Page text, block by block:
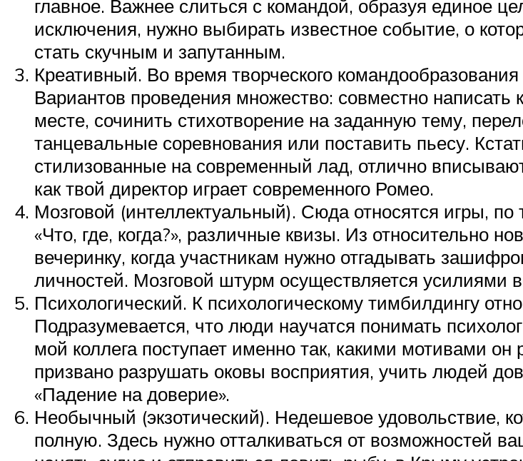
главное. Важнее слиться с командой, образуя единое
исключения, нужно выбирать известное событие, о
стать скучным и запутанным.
Креативный. Во время творческого
Вариантов проведения множество: совместно написать
месте, сочинить стихотворение на заданную тему,
танцевальные соревнования или поставить пьесу.
стилизованные на современный лад, отлично
как твой директор играет современного Ромео.
Мозговой (интеллектуальный). Сюда относятся игры, по
«Что, где, когда?», различные квизы. Из относительно
вечеринку, когда участникам нужно отгадывать
личностей. Мозговой штурм осуществляется усилиями
Психологический. К психологическому тимбилдингу
Подразумевается, что люди научатся понимать
мой коллега поступает именно так, какими мотивами он
призвано разрушать оковы восприятия, учить людей
«Падение на доверие».
Необычный (экзотический). Недешевое удовольствие,
полную. Здесь нужно отталкиваться от возможностей